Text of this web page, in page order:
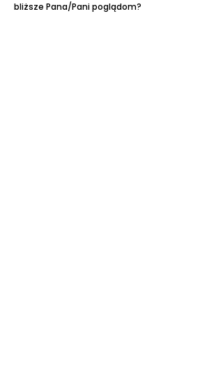
bliższe Pana/Pani poglądom?